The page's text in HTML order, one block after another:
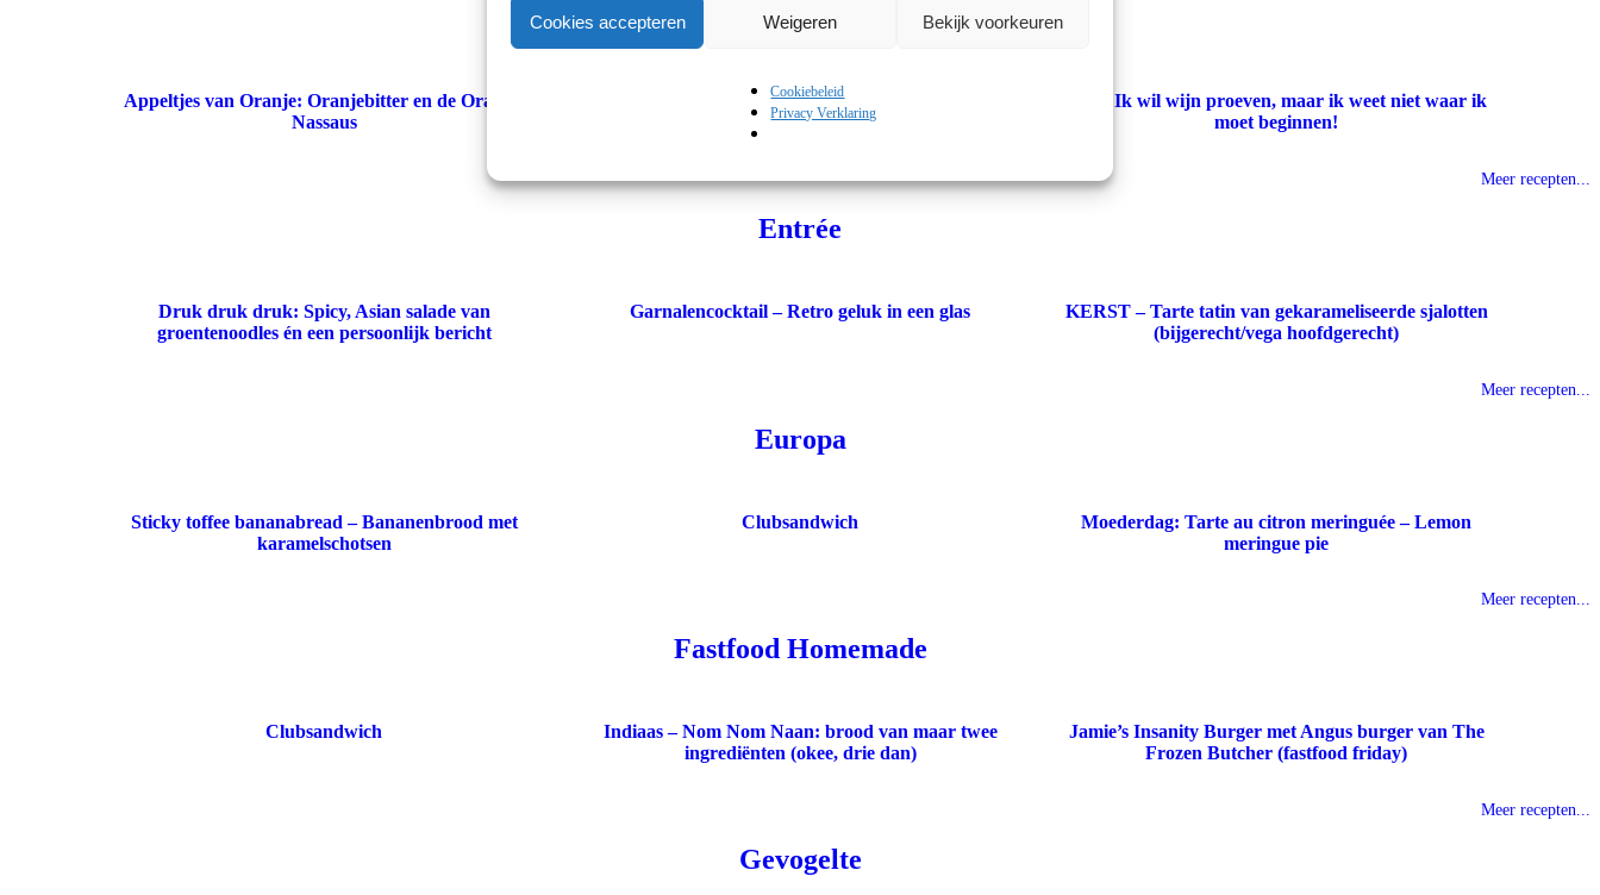
Cookies accepteren Weigeren Bekijk voorkeuren
Cookiebeleid
Privacy Verklaring
Dranken
Appeltjes van Oranje: Oranjebitter en de Oranje-
Nassaus
KERST – Glüh Dich Glücklich Glühwein & Mulled
Cider from the Borough (drank)
Help! Ik wil wijn proeven, maar ik weet niet waar ik
moet beginnen!
Meer recepten...
Entrée
Druk druk druk: Spicy, Asian salade van
groentenoodles én een persoonlijk bericht
Garnalencocktail – Retro geluk in een glas
KERST – Tarte tatin van gekarameliseerde sjalotten
(bijgerecht/vega hoofdgerecht)
Meer recepten...
Europa
Sticky toffee bananabread – Bananenbrood met
karamelschotsen
Clubsandwich
Moederdag: Tarte au citron meringuée – Lemon
meringue pie
Meer recepten...
Fastfood Homemade
Clubsandwich
Indiaas – Nom Nom Naan: brood van maar twee
ingrediënten (okee, drie dan)
Jamie’s Insanity Burger met Angus burger van The
Frozen Butcher (fastfood friday)
Meer recepten...
Gevogelte